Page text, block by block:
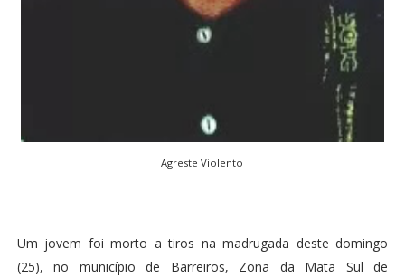
Agreste Violento
Um jovem foi morto a tiros na madrugada deste domingo
(25), no município de Barreiros, Zona da Mata Sul de